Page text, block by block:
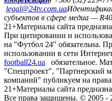
legal@24tv.com.ua
субъектов в сфере медиа —
21+Материалы сайта
При цитировании и
на "Футбол 24" обязательна.
использовании в сети
football24.ua
обязательное.
"Спецпроект", "Партнерский
компаний" публикуем на
21+Материалы сайта
Все права защищены. © 2005 -